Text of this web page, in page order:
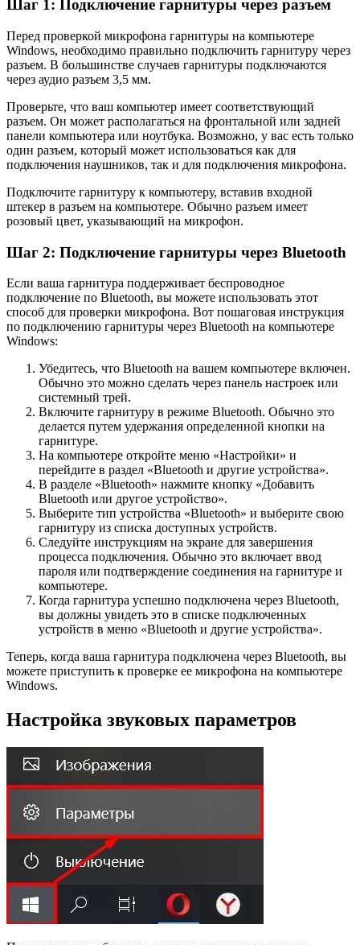
Шаг 1: Подключение гарнитуры через разъем
Перед проверкой микрофона гарнитуры на компьютере
Windows, необходимо правильно подключить гарнитуру через
разъем. В большинстве случаев гарнитуры подключаются
через аудио разъем 3,5 мм.
Проверьте, что ваш компьютер имеет соответствующий
разъем. Он может располагаться на фронтальной или задней
панели компьютера или ноутбука. Возможно, у вас есть только
один разъем, который может использоваться как для
подключения наушников, так и для подключения микрофона.
Подключите гарнитуру к компьютеру, вставив входной
штекер в разъем на компьютере. Обычно разъем имеет
розовый цвет, указывающий на микрофон.
Шаг 2: Подключение гарнитуры через Bluetooth
Если ваша гарнитура поддерживает беспроводное
подключение по Bluetooth, вы можете использовать этот
способ для проверки микрофона. Вот пошаговая инструкция
по подключению гарнитуры через Bluetooth на компьютере
Windows:
Убедитесь, что Bluetooth на вашем компьютере включен.
Обычно это можно сделать через панель настроек или
системный трей.
Включите гарнитуру в режиме Bluetooth. Обычно это
делается путем удержания определенной кнопки на
гарнитуре.
На компьютере откройте меню «Настройки» и
перейдите в раздел «Bluetooth и другие устройства».
В разделе «Bluetooth» нажмите кнопку «Добавить
Bluetooth или другое устройство».
Выберите тип устройства «Bluetooth» и выберите свою
гарнитуру из списка доступных устройств.
Следуйте инструкциям на экране для завершения
процесса подключения. Обычно это включает ввод
пароля или подтверждение соединения на гарнитуре и
компьютере.
Когда гарнитура успешно подключена через Bluetooth,
вы должны увидеть это в списке подключенных
устройств в меню «Bluetooth и другие устройства».
Теперь, когда ваша гарнитура подключена через Bluetooth, вы
можете приступить к проверке ее микрофона на компьютере
Windows.
Настройка звуковых параметров